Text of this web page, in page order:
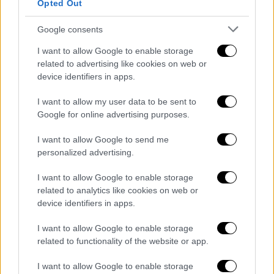
Opted Out
Google consents
I want to allow Google to enable storage
related to advertising like cookies on web or
device identifiers in apps.
I want to allow my user data to be sent to
Google for online advertising purposes.
I want to allow Google to send me
personalized advertising.
I want to allow Google to enable storage
related to analytics like cookies on web or
device identifiers in apps.
I want to allow Google to enable storage
related to functionality of the website or app.
I want to allow Google to enable storage
Ο λόγος της συμπλοκής
αιτία του καυγά
ήταν τα άσχημα λόγια που ακούστηκαν για
μία κοπέλα, φίλη του ενός από τους δύο
"Δεν έπαιρνε μαχαίρι το παιδί ούτε ψωμί να
κόψει. Του έλεγα καμιά φορά Γ… κόψε λίγο